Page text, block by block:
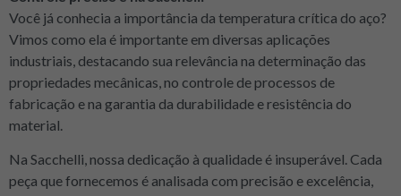
Você já conhecia a importância da temperatura crítica do aço?
Vimos como ela é importante em diversas aplicações
industriais, destacando sua relevância na determinação das
propriedades mecânicas, no controle de processos de
fabricação e na garantia da durabilidade e resistência do
material.
Na Sacchelli, nossa dedicação à qualidade é insuperável. Cada
peça que fornecemos é analisada com precisão e excelência,